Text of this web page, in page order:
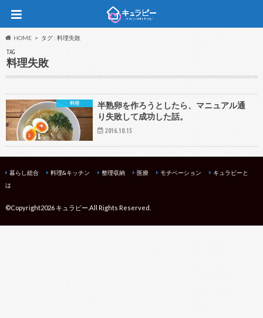
HOME タグ : 料理失敗
TAG
料理失敗
料理
半熟卵を作ろうとしたら、マニュアル通
り失敗して成功した話。
2016.10.15
暮らし総合 料理&キッチン 整理収納 医療 モチベーション
キュラピーと
は
©Copyright2026 キュラピー .All Rights Reserved.